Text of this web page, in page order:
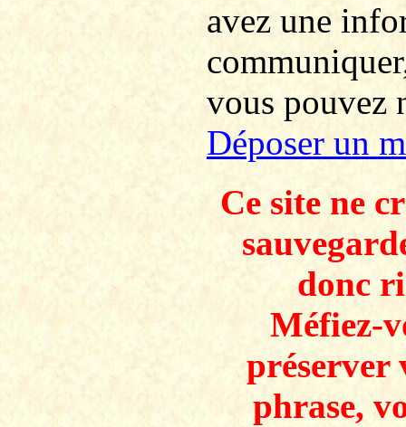
avez une
vous pouvez
Déposer un
Ce site ne
donc
Méfiez-
préserver
phrase,